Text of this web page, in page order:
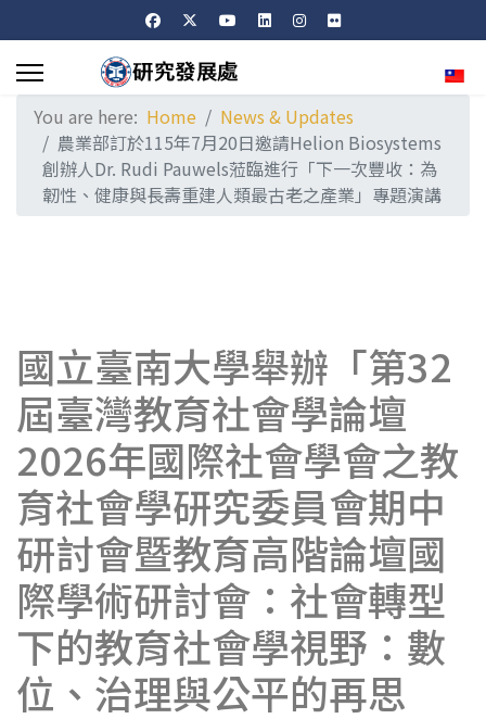
You are here: Home
News & Updates
農業部訂於115年7月20日邀請Helion Biosystems
創辦人Dr. Rudi Pauwels蒞臨進行「下一次豐收：為
韌性、健康與長壽重建人類最古老之產業」專題演講
國立臺南大學舉辦「第32
屆臺灣教育社會學論壇
2026年國際社會學會之教
育社會學研究委員會期中
研討會暨教育高階論壇國
際學術研討會：社會轉型
下的教育社會學視野：數
位、治理與公平的再思